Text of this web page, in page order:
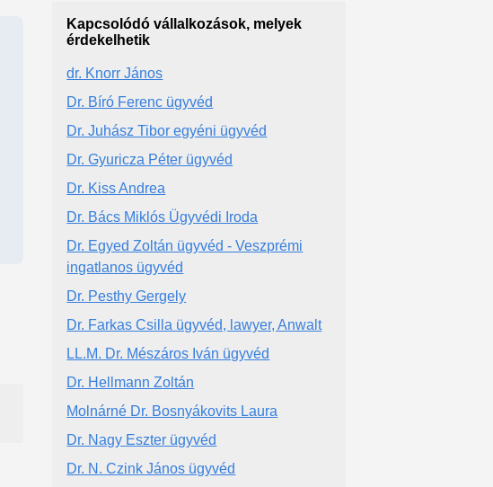
Kapcsolódó vállalkozások, melyek
érdekelhetik
dr. Knorr János
Dr. Bíró Ferenc ügyvéd
Dr. Juhász Tibor egyéni ügyvéd
Dr. Gyuricza Péter ügyvéd
Dr. Kiss Andrea
Dr. Bács Miklós Ügyvédi Iroda
Dr. Egyed Zoltán ügyvéd - Veszprémi
ingatlanos ügyvéd
Dr. Pesthy Gergely
Dr. Farkas Csilla ügyvéd, lawyer, Anwalt
LL.M. Dr. Mészáros Iván ügyvéd
Dr. Hellmann Zoltán
Molnárné Dr. Bosnyákovits Laura
Dr. Nagy Eszter ügyvéd
Dr. N. Czink János ügyvéd